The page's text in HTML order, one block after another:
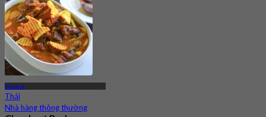
Phuket
Thái
Nhà hàng thông thường